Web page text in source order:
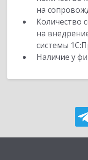
на
Количество
на
системы
Наличие у